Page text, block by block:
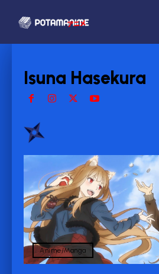
Isuna Hasekura
Anime/Manga